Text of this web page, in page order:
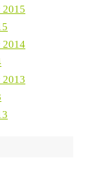
2015
2014
2013